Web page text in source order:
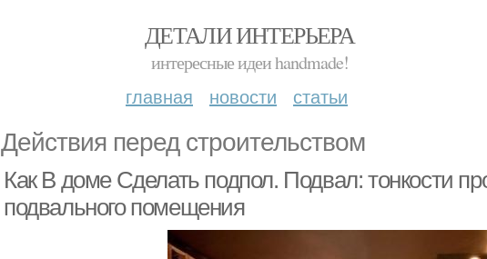
ДЕТАЛИ ИНТЕРЬЕРА
интересные идеи handmade!
главная новости статьи
Действия перед строительством
Как В доме Сделать подпол. Подвал: тонкости
подвального помещения